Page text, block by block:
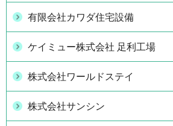
有限会社カワダ住宅設備
ケイミュー株式会社 足利工場
株式会社ワールドステイ
株式会社サンシン